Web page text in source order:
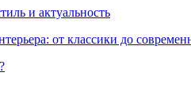
и актуальность
от классики до